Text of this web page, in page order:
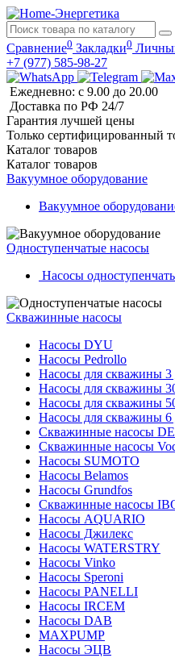
Сравнение0 Закладки0
+7 (977) 585-98-27
Ежедневно: с 9.00 до 20.00
Доставка по РФ 24/7
Гарантия лучшей цены
Только сертифицированный
Каталог товаров
Каталог товаров
Вакуумное оборудование
Вакуумное
Одноступенчатые насосы
Насосы
Скважинные насосы
Насосы DYU
Насосы Pedrollo
Насосы для скважины
Насосы для скважины
Насосы для скважины
Насосы для скважины
Скважинные насосы
Скважинные насосы
Насосы SUMOTO
Насосы Belamos
Насосы Grundfos
Скважинные насосы
Насосы AQUARIO
Насосы Джилекс
Насосы WATERSTRY
Насосы Vinko
Насосы Speroni
Насосы PANELLI
Насосы IRCEM
Насосы DAB
MAXPUMP
Насосы ЭЦВ